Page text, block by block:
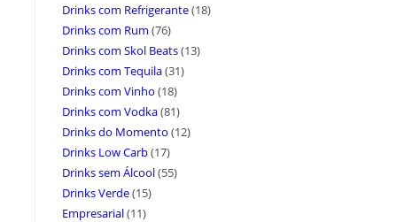
Drinks com Refrigerante(18)
Drinks com Rum (76)
Drinks com Skol Beats(13)
Drinks com Tequila(31)
Drinks com Vinho (18)
Drinks com Vodka(81)
Drinks do Momento (12)
Drinks Low Carb(17)
Drinks sem Álcool(55)
Drinks Verde(15)
Empresarial(11)